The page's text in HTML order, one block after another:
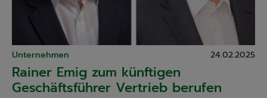
Unternehmen 24.02.2025
Rainer Emig zum künftigen
Geschäftsführer Vertrieb berufen